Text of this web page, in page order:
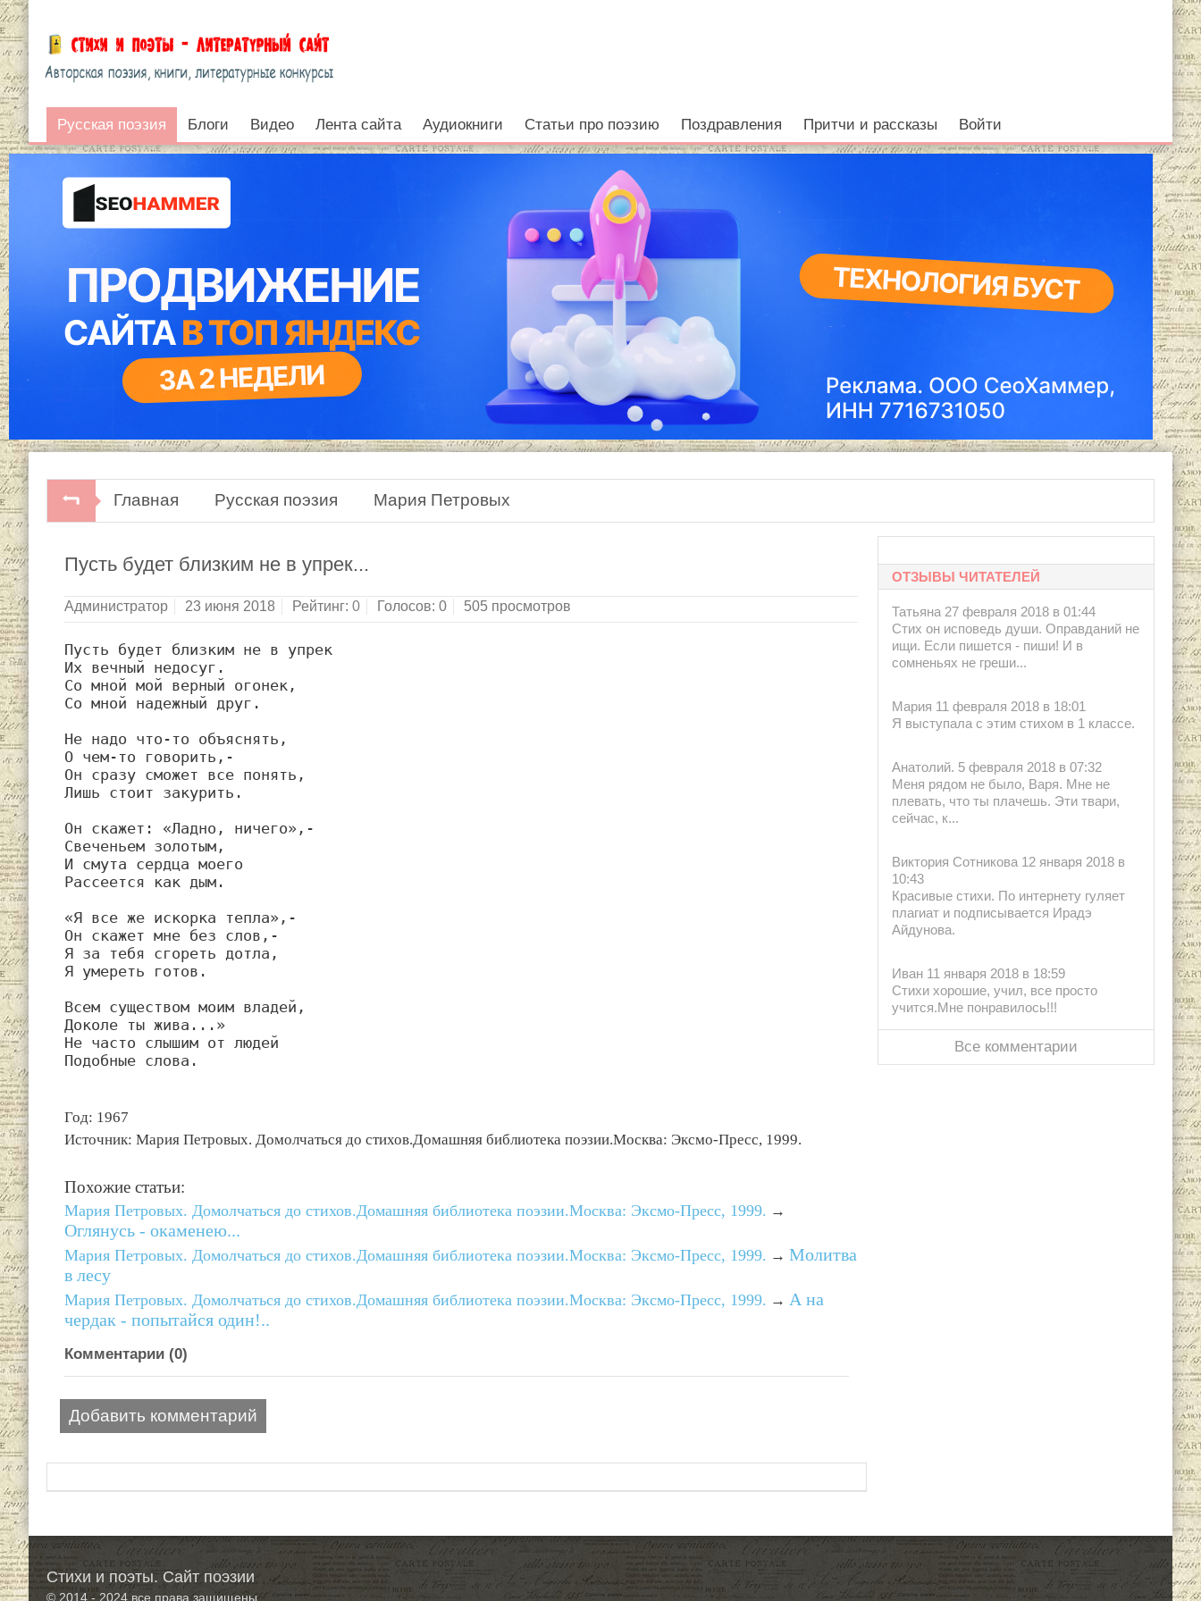
Русская поэзия
Русская поэзия Блоги Видео Лента сайта Аудиокниги Статьи про поэзию Поздравления Притчи и рассказы Войти
Главная Русская поэзия Мария Петровых
Мария Петровых. Домолчаться до стихов.Домашняя библиотека поэзии.Москва: Эксмо-Пресс, 1999.
Пусть будет близким не в упрек...
Администратор 23 июня 2018 Рейтинг: 0 Голосов: 0 505 просмотров
Пусть будет близким не в упрек
Их вечный недосуг.
Со мной мой верный огонек,
Со мной надежный друг.
Не надо что-то объяснять,
О чем-то говорить,-
Он сразу сможет все понять,
Лишь стоит закурить.
Он скажет: «Ладно, ничего»,-
Свеченьем золотым,
И смута сердца моего
Рассеется как дым.
«Я все же искорка тепла»,-
Он скажет мне без слов,-
Я за тебя сгореть дотла,
Я умереть готов.
Всем существом моим владей,
Доколе ты жива...»
Не часто слышим от людей
Подобные слова.
Год: 1967
Источник: Мария Петровых. Домолчаться до стихов.Домашняя библиотека поэзии.Москва: Эксмо-Пресс, 1999.
Похожие статьи:
Мария Петровых. Домолчаться до стихов.Домашняя библиотека поэзии.Москва: Эксмо-Пресс, 1999. →
Оглянусь - окаменею...
Мария Петровых. Домолчаться до стихов.Домашняя библиотека поэзии.Москва: Эксмо-Пресс, 1999. → Молитва
в лесу
Мария Петровых. Домолчаться до стихов.Домашняя библиотека поэзии.Москва: Эксмо-Пресс, 1999. → А на
чердак - попытайся один!..
Комментарии (0)
Добавить комментарий
ОТЗЫВЫ ЧИТАТЕЛЕЙ
Татьяна 27 февраля 2018 в 01:44
Стих он исповедь души. Оправданий не
ищи. Если пишется - пиши! И в
сомненьях не греши...
Мария 11 февраля 2018 в 18:01
Я выступала с этим стихом в 1 классе.
Анатолий. 5 февраля 2018 в 07:32
Меня рядом не было, Варя. Мне не
плевать, что ты плачешь. Эти твари,
сейчас, к...
Виктория Сотникова 12 января 2018 в
10:43
Красивые стихи. По интернету гуляет
плагиат и подписывается Ирадэ
Айдунова.
Иван 11 января 2018 в 18:59
Стихи хорошие, учил, все просто
учится.Мне понравилось!!!
Все комментарии
Стихи и поэты. Сайт поэзии
© 2014 - 2024 все права защищены.